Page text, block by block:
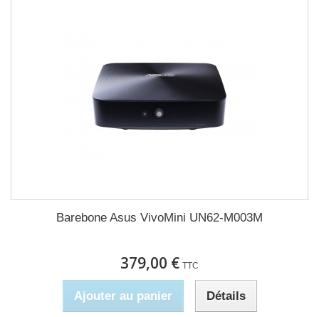
Barebone Asus VivoMini UN62-M003M
379,00 € TTC
Ajouter au panier Détails